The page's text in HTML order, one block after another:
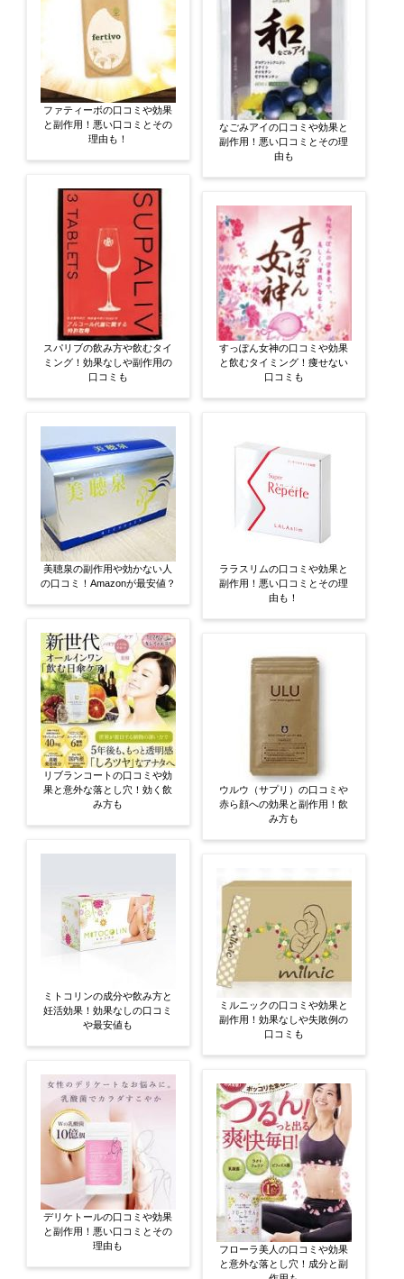
ファティーボの口コミや効果
と副作用！悪い口コミとその
理由も！
スパリブの飲み方や飲むタイ
ミング！効果なしや副作用の
口コミも
美聴泉の副作用や効かない人
の口コミ！Amazonが最安値？
リブランコートの口コミや効
果と意外な落とし穴！効く飲
み方も
ミトコリンの成分や飲み方と
妊活効果！効果なしの口コミ
や最安値も
デリケトールの口コミや効果
と副作用！悪い口コミとその
理由も
なごみアイの口コミや効果と
副作用！悪い口コミとその理
由も
すっぽん女神の口コミや効果
と飲むタイミング！痩せない
口コミも
ララスリムの口コミや効果と
副作用！悪い口コミとその理
由も！
ウルウ（サプリ）の口コミや
赤ら顔への効果と副作用！飲
み方も
ミルニックの口コミや効果と
副作用！効果なしや失敗例の
口コミも
フローラ美人の口コミや効果
と意外な落とし穴！成分と副